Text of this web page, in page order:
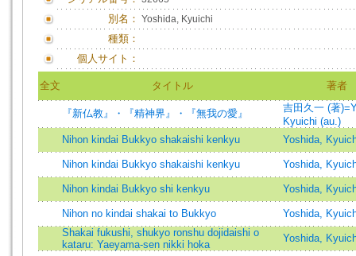
別名： Yoshida, Kyuichi
種類：
個人サイト：
全文 タイトル 著者
『新仏教』・『精神界』・『無我の愛』
吉田久一 (著
Kyuichi (au.)
Nihon kindai Bukkyo shakaishi kenkyu
Yoshida,
Nihon kindai Bukkyo shakaishi kenkyu Yoshida,
Nihon kindai Bukkyo shi kenkyu Yoshida,
Nihon no kindai shakai to Bukkyo
Yoshida,
Shakai fukushi, shukyo ronshu dojidaishi o
kataru: Yaeyama-sen nikki hoka
Yoshida,